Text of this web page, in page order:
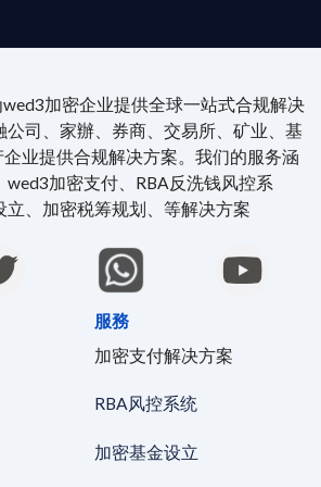
加密企业提供全球一站式合规解决
公司、家辦、券商、交易所、矿业、基
业提供合规解决方案。我们的服务涵
加密支付、RBA反洗钱风控系
立、加密税筹规划、等解决方案
服務
加密支付解决方案
RBA风控系统
加密基金设立